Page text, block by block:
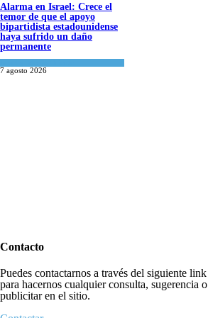
Alarma en Israel: Crece el
temor de que el apoyo
bipartidista estadounidense
haya sufrido un daño
permanente
7 agosto 2026
Contacto
Puedes contactarnos a través del siguiente link
para hacernos cualquier consulta, sugerencia o
publicitar en el sitio.